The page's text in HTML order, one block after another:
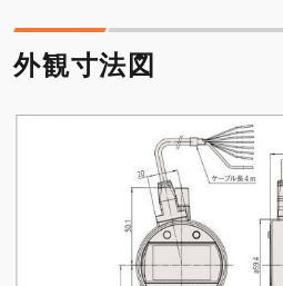
外観寸法図